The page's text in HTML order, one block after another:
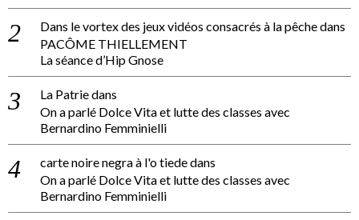
Dans le vortex des jeux vidéos consacrés à la pêchedans
PACÔME THIELLEMENT
La séance d’Hip Gnose
La Patriedans
On a parlé Dolce Vita et lutte des classes avec
Bernardino Femminielli
carte noire negra à l'o tiededans
On a parlé Dolce Vita et lutte des classes avec
Bernardino Femminielli